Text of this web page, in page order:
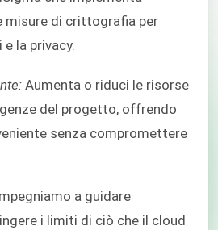
misure di crittografia per
la privacy.
Aumenta o riduci le risorse
del progetto, offrendo
senza compromettere
a guidare
i limiti di ciò che il cloud